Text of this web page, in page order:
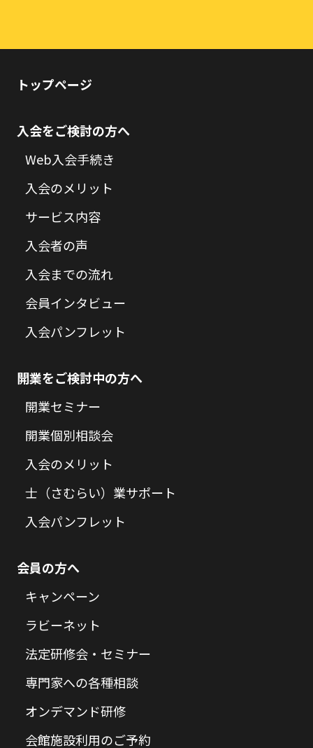
トップページ
入会をご検討の方へ
Web入会手続き
入会のメリット
サービス内容
入会者の声
入会までの流れ
会員インタビュー
入会パンフレット
開業をご検討中の方へ
開業セミナー
開業個別相談会
入会のメリット
士（さむらい）業サポート
入会パンフレット
会員の方へ
キャンペーン
ラビーネット
法定研修会・セミナー
専門家への各種相談
オンデマンド研修
会館施設利用のご予約